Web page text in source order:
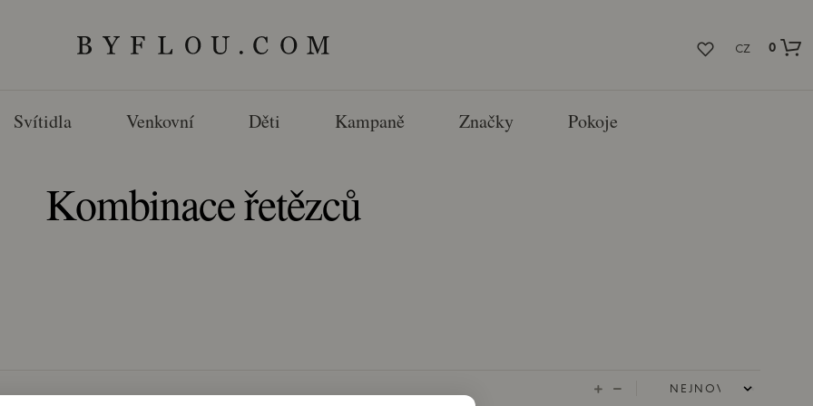
CZ
0
Svítidla Venkovní Děti Kampaně Značky Pokoje
Kombinace řetězců